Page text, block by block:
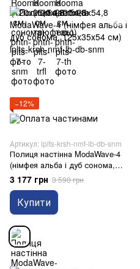
−12%
Артикул: lplts-krsh-nmf-lb-db-snm
Полиця настінна ModaWave-4
(німфея альба і дуб сонома,
125х35х54 см)
3 177 грн 3 590 грн
Купити